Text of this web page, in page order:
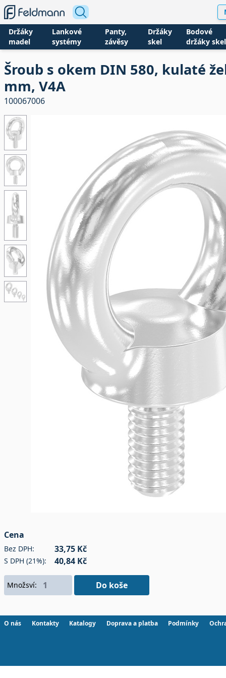
Držáky
madel
Lankové
systémy
Panty,
závěsy
Držáky
skel
Bodové
držáky skel
Šroub s okem DIN 580, kulaté
mm, V4A
100067006
Cena
Bez DPH: 33,75 Kč
S DPH (21%): 40,84 Kč
Množsví: Do koše
O nás Kontakty Katalogy Doprava a platba Podmínky